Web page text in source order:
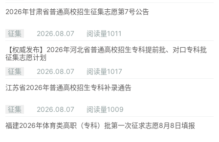
2026年甘肃省普通高校招生征集志愿第7号公告
征集 2026.08.07
阅读量1011
【权威发布】2026年河北省普通高校招生专科提前批、对口专科批
征集志愿计划
征集
2026.08.07
阅读量1017
江苏省2026年普通高校招生专科补录通告
征集 2026.08.07
阅读量1009
福建2026年体育类高职（专科）批第一次征求志愿8月8日填报